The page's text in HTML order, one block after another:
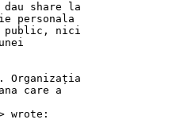
share la
personala
public, nici
Organizația
care a
wrote: